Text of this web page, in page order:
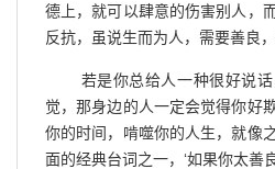
德上，就可以肆意的伤害别人，
反抗，虽说生而为人，需要善良
若是你总给人一种很好说
觉，那身边的人一定会觉得你好
你的时间，啃噬你的人生，就像
面的经典台词之一，‘如果你太善